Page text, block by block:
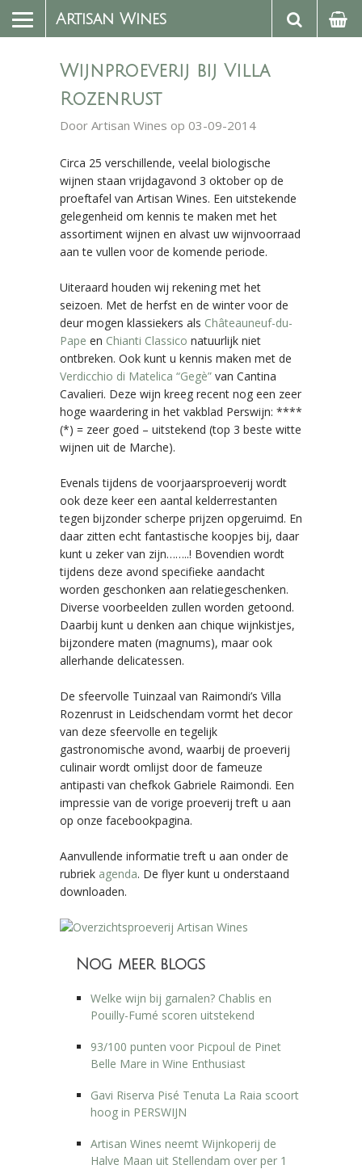
Artisan Wines
Wijnproeverij bij Villa
Rozenrust
Door Artisan Wines op 03-09-2014
Circa 25 verschillende, veelal biologische
wijnen staan vrijdagavond 3 oktober op de
proeftafel van Artisan Wines. Een uitstekende
gelegenheid om kennis te maken met het
assortiment wijnen en alvast uw wijnvoorraad
aan te vullen voor de komende periode.
Uiteraard houden wij rekening met het
seizoen. Met de herfst en de winter voor de
deur mogen klassiekers als Châteauneuf-du-
Pape en Chianti Classico natuurlijk niet
ontbreken. Ook kunt u kennis maken met de
Verdicchio di Matelica “Gegè” van Cantina
Cavalieri. Deze wijn kreeg recent nog een zeer
hoge waardering in het vakblad Perswijn: ****
(*) = zeer goed – uitstekend (top 3 beste witte
wijnen uit de Marche).
Evenals tijdens de voorjaarsproeverij wordt
ook deze keer een aantal kelderrestanten
tegen bijzonder scherpe prijzen opgeruimd. En
daar zitten echt fantastische koopjes bij, daar
kunt u zeker van zijn……..! Bovendien wordt
tijdens deze avond specifieke aandacht
worden geschonken aan relatiegeschenken.
Diverse voorbeelden zullen worden getoond.
Daarbij kunt u denken aan chique wijnkistjes,
bijzondere maten (magnums), maar ook
allerhande delicatessen.
De sfeervolle Tuinzaal van Raimondi’s Villa
Rozenrust in Leidschendam vormt het decor
van deze sfeervolle en tegelijk
gastronomische avond, waarbij de proeverij
culinair wordt omlijst door de fameuze
antipasti van chefkok Gabriele Raimondi. Een
impressie van de vorige proeverij treft u aan
op onze facebookpagina.
Aanvullende informatie treft u aan onder de
rubriek agenda. De flyer kunt u onderstaand
downloaden.
Nog meer blogs
Welke wijn bij garnalen? Chablis en
Pouilly-Fumé scoren uitstekend
93/100 punten voor Picpoul de Pinet
Belle Mare in Wine Enthusiast
Gavi Riserva Pisé Tenuta La Raia scoort
hoog in PERSWIJN
Artisan Wines neemt Wijnkoperij de
Halve Maan uit Stellendam over per 1